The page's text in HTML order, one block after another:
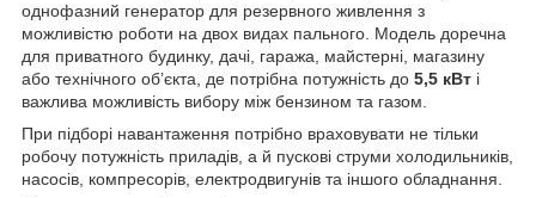
однофазний генератор для резервного живлення з
можливістю роботи на двох видах пального. Модель доречна
для приватного будинку, дачі, гаража, майстерні, магазину
або технічного об’єкта, де потрібна потужність до 5,5 кВт і
важлива можливість вибору між бензином та газом.
При підборі навантаження потрібно враховувати не тільки
робочу потужність приладів, а й пускові струми холодильників,
насосів, компресорів, електродвигунів та іншого обладнання.